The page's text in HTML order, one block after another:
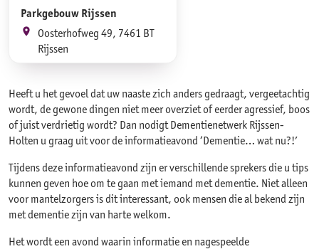
Parkgebouw Rijssen
Oosterhofweg 49, 7461 BT
Rijssen
Heeft u het gevoel dat uw naaste zich anders gedraagt, vergeetachtig
wordt, de gewone dingen niet meer overziet of eerder agressief, boos
of juist verdrietig wordt? Dan nodigt Dementienetwerk Rijssen-
Holten u graag uit voor de informatieavond ‘Dementie… wat nu?!’
Tijdens deze informatieavond zijn er verschillende sprekers die u tips
kunnen geven hoe om te gaan met iemand met dementie. Niet alleen
voor mantelzorgers is dit interessant, ook mensen die al bekend zijn
met dementie zijn van harte welkom.
Het wordt een avond waarin informatie en nagespeelde